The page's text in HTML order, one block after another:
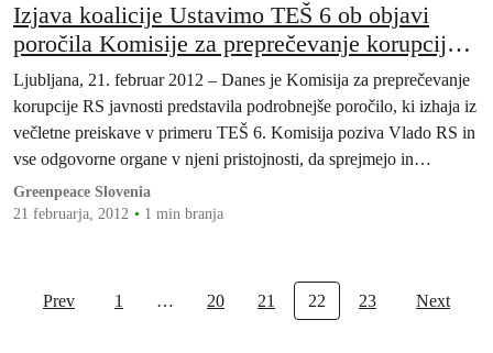
Izjava koalicije Ustavimo TEŠ 6 ob objavi
poročila Komisije za preprečevanje korupcije
RS
Ljubljana, 21. februar 2012 – Danes je Komisija za preprečevanje
korupcije RS javnosti predstavila podrobnejše poročilo, ki izhaja iz
večletne preiskave v primeru TEŠ 6. Komisija poziva Vlado RS in
vse odgovorne organe v njeni pristojnosti, da sprejmejo in
argumentirajo odločitve, s katerimi se odlaša že vrsto let, čeprav so
po mnenju komisije ključne za…
Greenpeace Slovenia
21 februarja, 2012
1 min branja
Prev 1 … 20 21 22 23 Next